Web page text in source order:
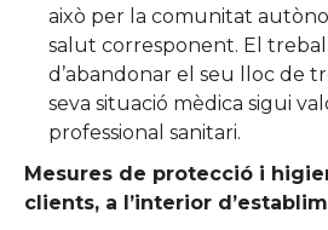
això per la comunitat
salut corresponent. El
d’abandonar el seu lloc de
seva situació mèdica sigui
professional sanitari.
Mesures de protecció i
clients, a l’interior